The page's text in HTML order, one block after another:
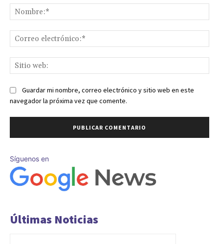
Guardar mi nombre, correo electrónico y sitio web en este
navegador la próxima vez que comente.
Síguenos en
Últimas Noticias